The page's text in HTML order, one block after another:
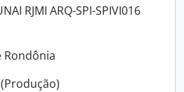
RJMI ARQ-SPI-SPIVI016
Rondônia